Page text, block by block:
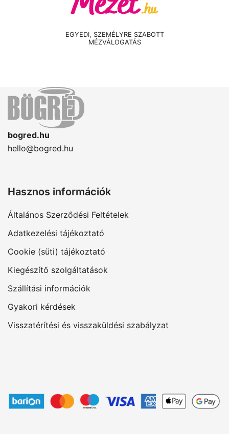
EGYEDI, SZEMÉLYRE SZABOTT
MÉZVÁLOGATÁS
bogred.hu
hello@bogred.hu
Hasznos információk
Általános Szerződési Feltételek
Adatkezelési tájékoztató
Cookie (süti) tájékoztató
Kiegészítő szolgáltatások
Szállítási információk
Gyakori kérdések
Visszatérítési és visszaküldési szabályzat